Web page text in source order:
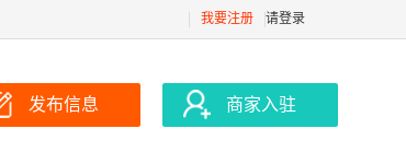
我要注册 请登录
发布信息 商家入驻